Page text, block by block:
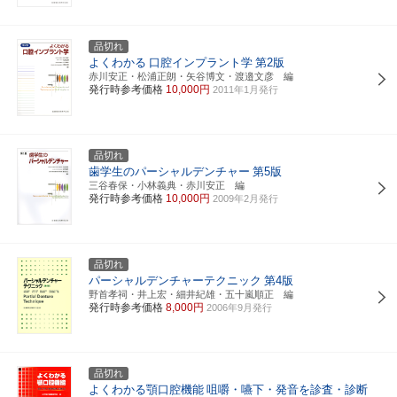
品切れ
よくわかる 口腔インプラント学 第2版
赤川安正・松浦正朗・矢谷博文・渡邉文彦 編
発行時参考価格 10,000円 2011年1月発行
品切れ
歯学生のパーシャルデンチャー 第5版
三谷春保・小林義典・赤川安正 編
発行時参考価格 10,000円 2009年2月発行
品切れ
パーシャルデンチャーテクニック 第4版
野首孝祠・井上宏・細井紀雄・五十嵐順正 編
発行時参考価格 8,000円 2006年9月発行
品切れ
よくわかる顎口腔機能 咀嚼・嚥下・発音を診査・診断